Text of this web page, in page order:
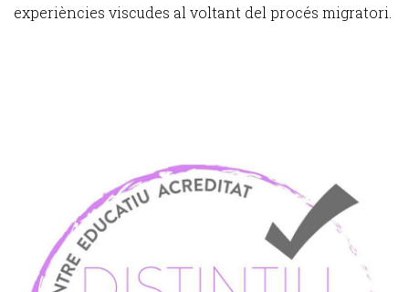
experiències viscudes al voltant del procés migratori.